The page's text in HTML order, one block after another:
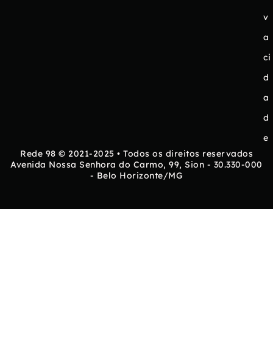
v
a
ci
d
a
d
e
Rede 98 © 2021-2025 • Todos os direitos reservados
Avenida Nossa Senhora do Carmo, 99, Sion - 30.330-000
- Belo Horizonte/MG